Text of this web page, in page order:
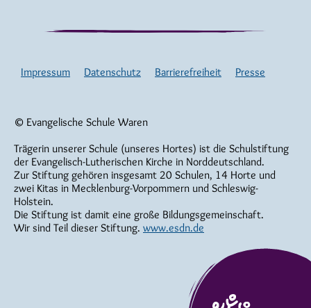
© Evangelische Schule Waren
Trägerin unserer Schule (unseres Hortes) ist die Schulstiftung
der Evangelisch-Lutherischen Kirche in Norddeutschland.
Zur Stiftung gehören insgesamt 20 Schulen, 14 Horte und
zwei Kitas in Mecklenburg-Vorpommern und Schleswig-
Holstein.
Die Stiftung ist damit eine große Bildungsgemeinschaft.
Wir sind Teil dieser Stiftung. www.esdn.de
Impressum Datenschutz Barrierefreiheit Presse